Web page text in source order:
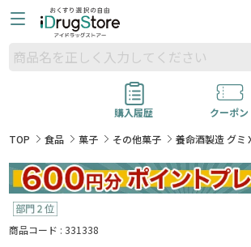
購入履歴
クーポン
TOP
食品 菓子 その他菓子 養命酒製造 グミ
商品コード : 331338